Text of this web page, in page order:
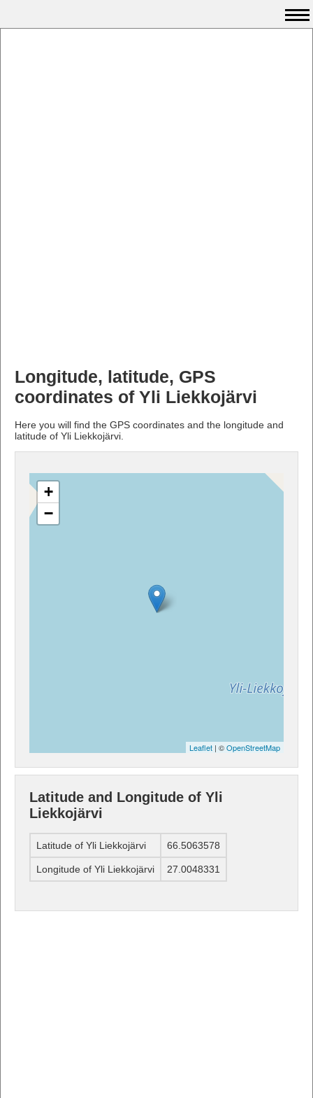
Longitude, latitude, GPS
coordinates of Yli Liekkojärvi
Here you will find the GPS coordinates and the longitude and
latitude of Yli Liekkojärvi.
+
−
Leaflet | ©OpenStreetMap
Latitude and Longitude of Yli
Liekkojärvi
Latitude of Yli Liekkojärvi 66.5063578
Longitude of Yli Liekkojärvi 27.0048331